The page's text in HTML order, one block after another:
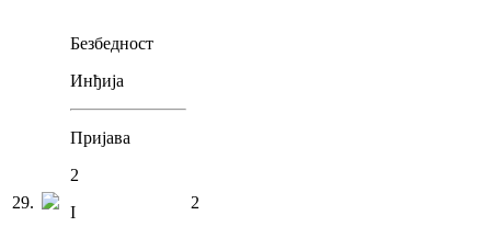
29.
Безбедност
Инђија
Пријава
2
I
2